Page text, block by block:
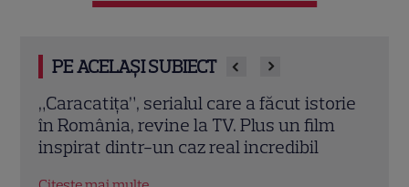
PE ACELAȘI SUBIECT
A apărut revista TVmania nr. 31! Magda
Pălimariu și fiul ei, Aksel, pe copertă. Ce
găsești în noua ediție